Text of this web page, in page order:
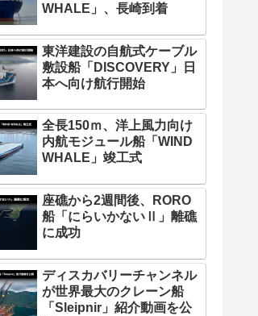
WHALE」、長崎到着
東洋建設の自航式ケーブル
敷設船「DISCOVERY」日
本へ向け航行開始
全長150ｍ、洋上風力向け
内航モジュール船「WIND
WHALE」竣工式
座礁から2週間後、RORO
船「にらいかないⅡ」離礁
に成功
ディスカバリーチャンネル
が世界最大のクレーン船
「Sleipnir」紹介動画を公